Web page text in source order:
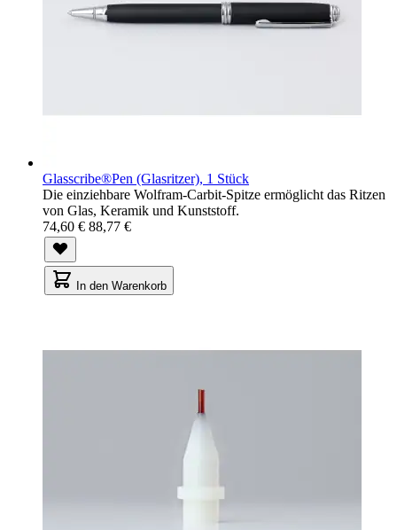
Glasscribe®Pen (Glasritzer), 1 Stück
Die einziehbare Wolfram-Carbit-Spitze ermöglicht das Ritzen
von Glas, Keramik und Kunststoff.
74,60 € 88,77 €
In den Warenkorb